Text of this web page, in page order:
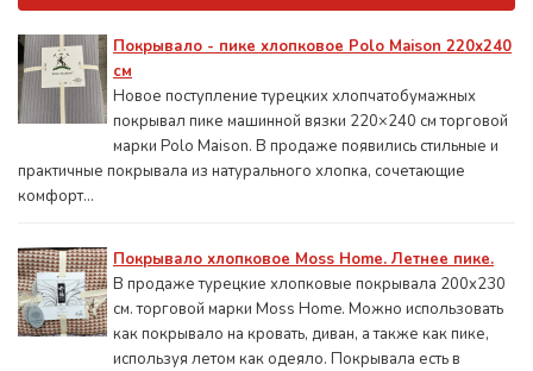
Покрывало - пике хлопковое Polo Maison 220х240
см
Новое поступление турецких хлопчатобумажных
покрывал пике машинной вязки 220×240 см торговой
марки Polo Maison. В продаже появились стильные и
практичные покрывала из натурального хлопка, сочетающие
комфорт...
Покрывало хлопковое Moss Home. Летнее пике.
В продаже турецкие хлопковые покрывала 200x230
см. торговой марки Moss Home. Можно использовать
как покрывало на кровать, диван, а также как пике,
используя летом как одеяло. Покрывала есть в